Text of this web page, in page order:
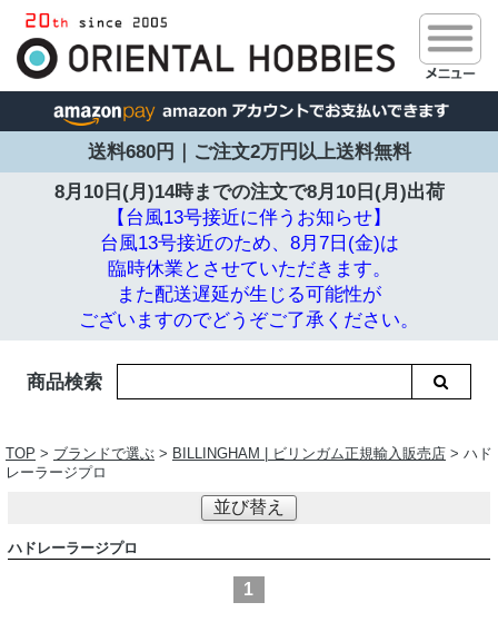
送料680円｜ご注文2万円以上送料無料
8月10日(月)14時までの注文で8月10日(月)出荷
【台風13号接近に伴うお知らせ】
台風13号接近のため、8月7日(金)は
臨時休業とさせていただきます。
また配送遅延が生じる可能性が
ございますのでどうぞご了承ください。
商品検索
TOP > ブランドで選ぶ > BILLINGHAM | ビリンガム正規輸入販売店 > ハド
レーラージプロ
並び替え
ハドレーラージプロ
1